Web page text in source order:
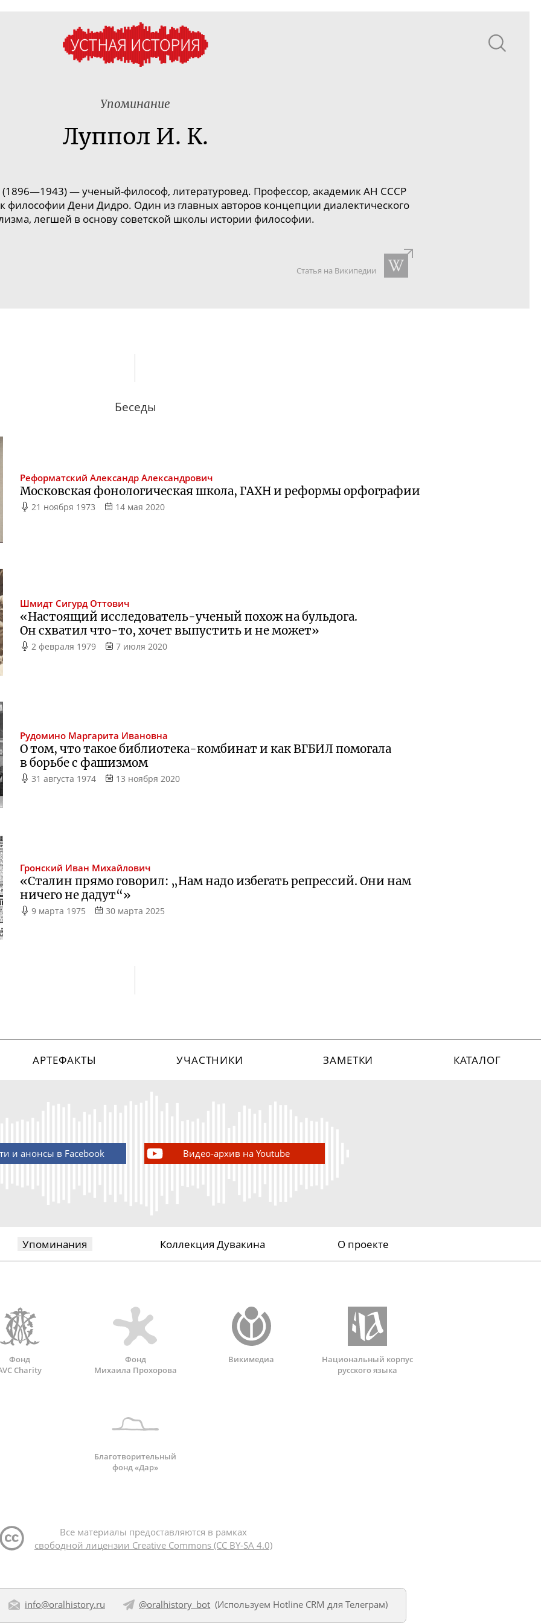
Упоминание
Луппол И. К.
(1896—1943) —ученый-философ, литературовед. Профессор, академик АН СССР
философии Дени Дидро. Один из главных авторов концепции диалектического
легшей в основу советской школы истории философии.
Статья на Википедии
Беседы
Реформатский Александр Александрович
Московская фонологическая школа, ГАХН и реформы орфографии
21 ноября 1973 14 мая 2020
Шмидт Сигурд Оттович
«Настоящийисследователь-ученый похож на бульдога.
Он схватилчто-то, хочет выпустить и не может»
2 февраля 1979 7 июля 2020
Рудомино Маргарита Ивановна
О том, что такоебиблиотека-комбинат и как ВГБИЛ помогала
в борьбе с фашизмом
31 августа 1974 13 ноября 2020
Гронский Иван Михайлович
«Сталин прямо говорил: „Нам надо избегать репрессий. Они нам
ничего не дадут“»
9 марта 1975 30 марта 2025
АРТЕФАКТЫ УЧАСТНИКИ ЗАМЕТКИ КАТАЛОГ
и анонсы в Facebook Видео-архив на Youtube
Упоминания Коллекция Дувакина О проекте
Фонд
Charity
Фонд
Михаила Прохорова
Викимедиа
Национальный корпус
русского языка
Благотворительный
фонд «Дар»
Все материалы предоставляются в рамках
свободной лицензии Creative Commons (CC BY-SA 4.0)
info@oralhistory.ru @oralhistory_bot (Используем Hotline CRM для Телеграм)